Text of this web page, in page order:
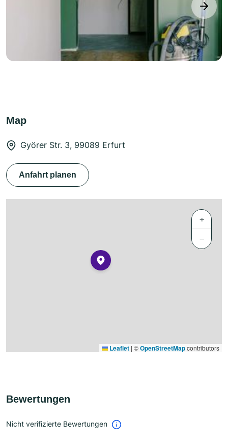
next
Map
Györer Str. 3, 99089 Erfurt
Anfahrt planen
+
−
Leaflet | ©OpenStreetMapcontributors
Bewertungen
Nicht verifizierte Bewertungen